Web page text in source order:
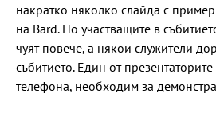
накратко няколко слайда с
на Bard. Но участващите в
чуят повече, а някои служители
събитието. Един от
телефона, необходим за